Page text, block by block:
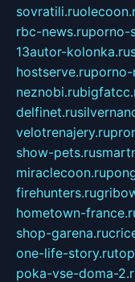
sovratili.ru
rbc-news.ruporno-
13autor-kolonka.ru
hostserve.ruporno-
neznobi.ru
delfinet.ru
velotrenajery.ru
show-pets.ru
miraclecoon.ru
firehunters.ru
hometown-
shop-garena.ru
one-life-story.ru
poka-vse-doma-